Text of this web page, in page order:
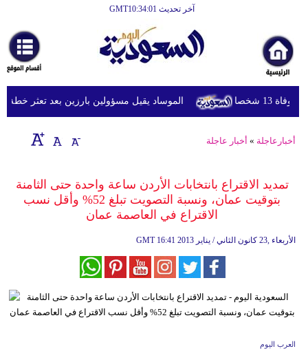
آخر تحديث GMT10:34:01
أخبارعاجلة
رياضة
ثقافة
إقتصاد
وموسيقى
سياحة
وسفر
الموساد يقيل مسؤولين بارزين بعد تعثر خطة شخصا
أخبارعاجلة » أخبار عاجلة
تمديد الاقتراع بانتخابات الأردن ساعة واحدة حتى الثامنة
بتوقيت عمان، ونسبة التصويت تبلغ 52% وأقل نسب
الاقتراع في العاصمة عمان
GMT 16:41 2013 الأربعاء ,23 كانون الثاني / يناير
العرب اليوم